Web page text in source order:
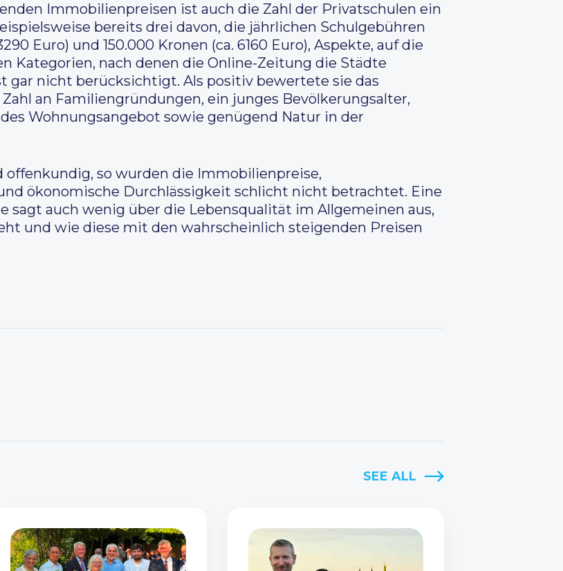
Immobilienpreisen ist auch die Zahl der Privatschulen ein
bereits drei davon, die jährlichen Schulgebühren
Euro) und 150.000 Kronen (ca. 6160 Euro), Aspekte, auf die
Kategorien, nach denen die Online-Zeitung die Städte
gar nicht berücksichtigt. Als positiv bewertete sie das
an Familiengründungen, ein junges Bevölkerungsalter,
Wohnungsangebot sowie genügend Natur in der
so wurden die Immobilienpreise,
ökonomische Durchlässigkeit schlicht nicht betrachtet. Eine
sagt auch wenig über die Lebensqualität im Allgemeinen aus,
und wie diese mit den wahrscheinlich steigenden Preisen
SEE ALL